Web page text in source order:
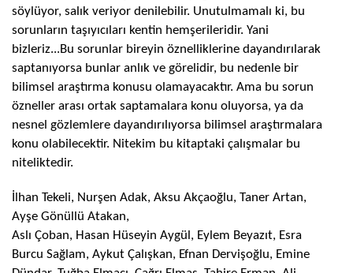
söylüyor, salık veriyor denilebilir. Unutulmamalı ki, bu
sorunların taşıyıcıları kentin hemşerileridir. Yani
bizleriz...Bu sorunlar bireyin öznelliklerine dayandırılarak
saptanıyorsa bunlar anlık ve görelidir, bu nedenle bir
bilimsel araştırma konusu olamayacaktır. Ama bu sorun
özneller arası ortak saptamalara konu oluyorsa, ya da
nesnel gözlemlere dayandırılıyorsa bilimsel araştırmalara
konu olabilecektir. Nitekim bu kitaptaki çalışmalar bu
niteliktedir.
İlhan Tekeli, Nurşen Adak, Aksu Akçaoğlu, Taner Artan,
Ayşe Gönüllü Atakan,
Aslı Çoban, Hasan Hüseyin Aygül, Eylem Beyazıt, Esra
Burcu Sağlam, Aykut Çalışkan, Efnan Dervişoğlu, Emine